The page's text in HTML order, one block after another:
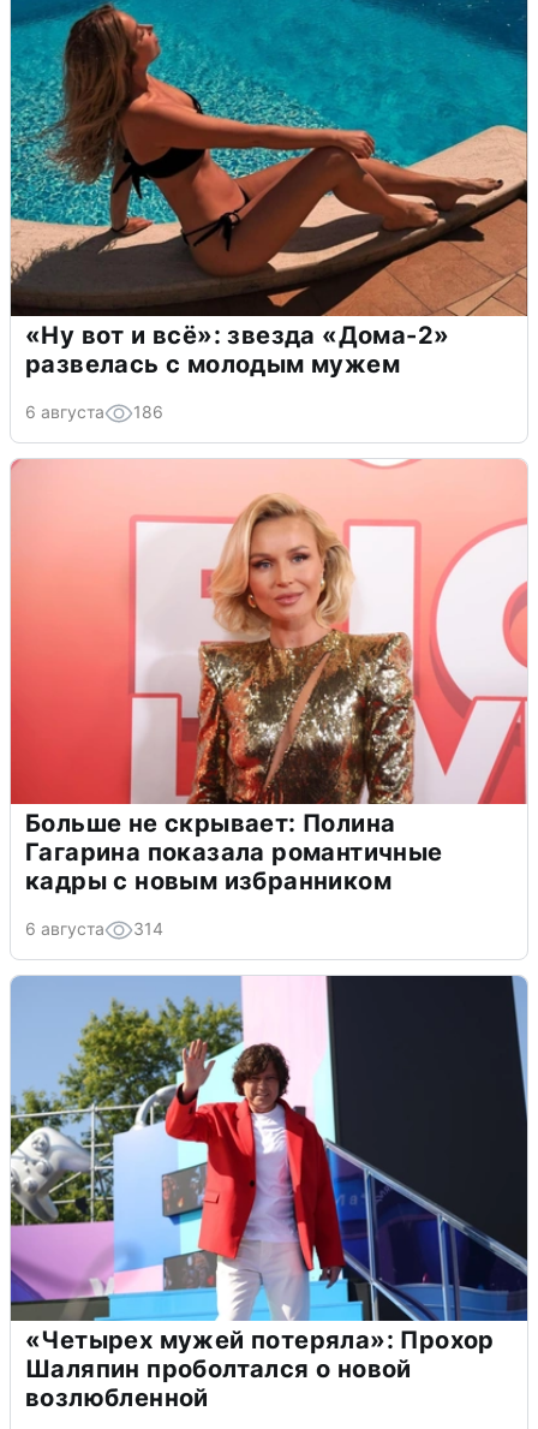
«Ну вот и всё»: звезда «Дома-2»
развелась с молодым мужем
6 августа 186
Больше не скрывает: Полина
Гагарина показала романтичные
кадры с новым избранником
6 августа 314
«Четырех мужей потеряла»: Прохор
Шаляпин проболтался о новой
возлюбленной